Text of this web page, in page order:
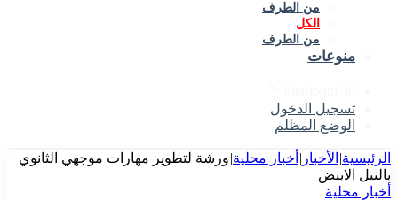
من الطرف
الكل
من الطرف
منوعات
تسجيل الدخول
الوضع المظلم
الرئيسية| الأخبار | أخبار محلية|ورشة لتطوير مهارات موجهي الثانوي
بالنيل الاببض
أخبار محلية